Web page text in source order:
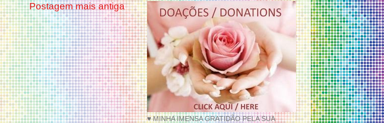
Postagem mais antiga
♥ MINHA IMENSA GRATIDÃO PELA SUA